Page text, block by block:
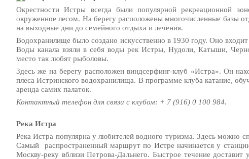
Окрестности Истры всегда были популярной рекреационной
окруженное лесом. На берегу расположены многочисленные базы
на выходные дни до семейного отдыха и лечения.
Водохранилище было создано искусственно в 1930 году. Оно
Воды канала взяли в себя воды рек Истры, Нудоли, Катыши,
место так любят рыболовы.
Здесь же на берегу расположен виндсерфинг-клуб «Истра». Он
плеса Истринского водохранилища. В программе клуба катание,
аренда самих палаток.
Контактный телефон для связи с клубом: + 7 (916) 0 100 984.
Река Истра
Река Истра популярна у любителей водного туризма. Здесь можно
Самый распространенный маршрут по Истре начинается у
Москву-реку вблизи Петрова-Дальнего. Быстрое течение